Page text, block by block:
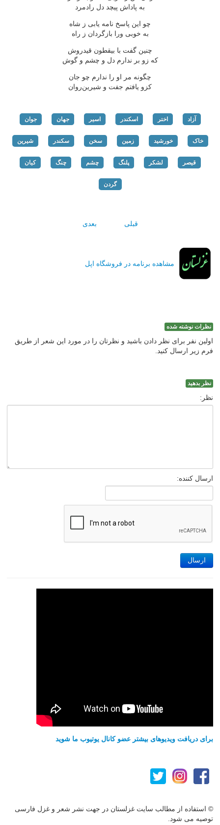
به پاداش پیچد دل رادمرد
چو این پاسخ نامه یابی ز شاه
به خوبی ورا بازگردان ز راه
چنین گفت با بیقطون قیدروش
که زو بر ندارم دل و چشم و گوش
چگونه مر او را ندارم چو جان
کزو یافتم جفت و شیرین‌روان
آزاد اختر اسکندر اسیر جهان جوان
خاک خورشید زمین سخن سکندر شیرین
قیصر لشکر پلنگ چشم چنگ کیان
گردن
قبلی بعدی
مشاهده برنامه در فروشگاه اپل
نظرات نوشته شده
اولین نفر برای نظر دادن باشید و نظرتان را در مورد این شعر از طریق
فرم زیر ارسال کنید.
نظر بدهید
نظر:
ارسال کننده:
ارسال
برای دریافت ویدیوهای بیشتر عضو کانال یوتیوب ما شوید
© استفاده از مطالب سایت غزلستان در جهت نشر شعر و غزل فارسی
توصیه می شود.